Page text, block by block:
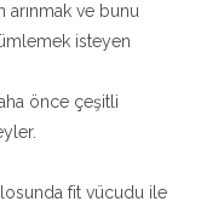
arınmak ve bunu
isteyen
önce çeşitli
fit vücudu ile